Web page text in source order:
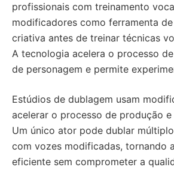
profissionais com treinamento
modificadores como ferramenta
criativa antes de treinar técnicas
A tecnologia acelera o processo
de personagem e permite
Estúdios de dublagem usam
acelerar o processo de produção
Um único ator pode dublar
com vozes modificadas, tornando
eficiente sem comprometer a